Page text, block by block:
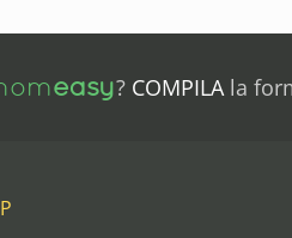
easy? COMPILAla